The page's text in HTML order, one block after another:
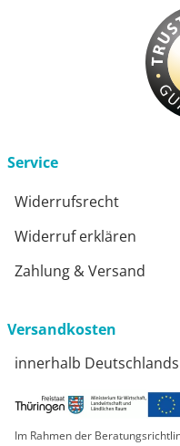
Service
Widerrufsrecht
Widerruf erklären
Zahlung & Versand
Versandkosten
innerhalb
Im Rahmen der